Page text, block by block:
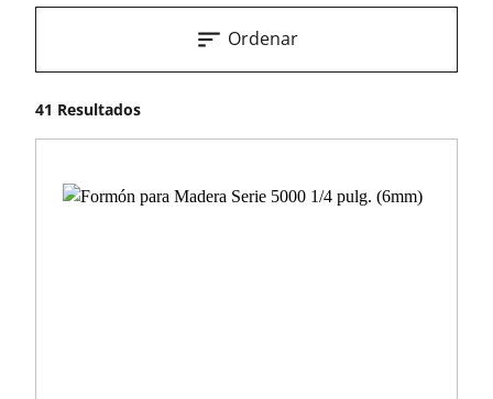
41 Resultados
Ordenar